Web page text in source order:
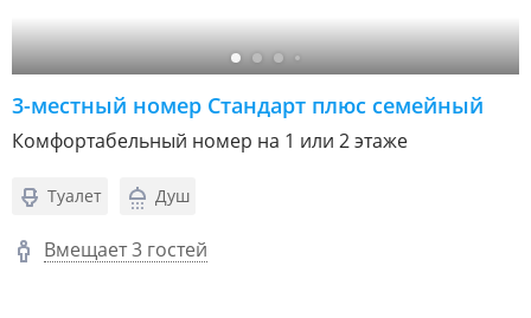
3-местный номер Стандарт плюс семейный
Комфортабельный номер на 1 или 2 этаже
Туалет Душ
Вмещает 3 гостей